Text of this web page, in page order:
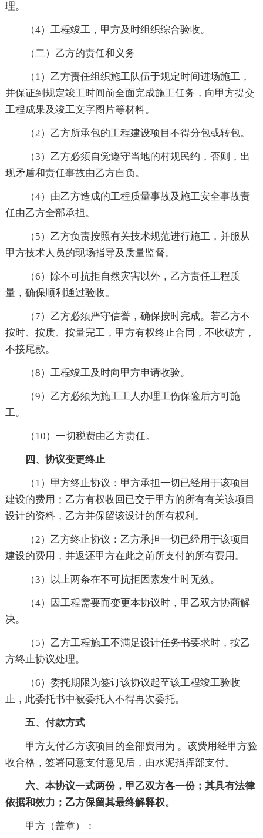
理。
（4）工程竣工，甲方及时组织综合验收。
（二）乙方的责任和义务
（1）乙方责任组织施工队伍于规定时间进场施工，
并保证到规定竣工时间前全面完成施工任务，向甲方提交
工程成果及竣工文字图片等材料。
（2）乙方所承包的工程建设项目不得分包或转包。
（3）乙方必须自觉遵守当地的村规民约，否则，出
现矛盾和责任事故由乙方自负。
（4）由乙方造成的工程质量事故及施工安全事故责
任由乙方全部承担。
（5）乙方负责按照有关技术规范进行施工，并服从
甲方技术人员的现场指导及质量监督。
（6）除不可抗拒自然灾害以外，乙方责任工程质
量，确保顺利通过验收。
（7）乙方必须严守信誉，确保按时完成。若乙方不
按时、按质、按量完工，甲方有权终止合同，不收破方，
不接尾款。
（8）工程竣工及时向甲方申请收验。
（9）乙方必须为施工工人办理工伤保险后方可施
工。
（10）一切税费由乙方责任。
四、协议变更终止
（1）甲方终止协议：甲方承担一切已经用于该项目
建设的费用；乙方有权收回已交于甲方的所有有关该项目
设计的资料，乙方并保留该设计的所有权利。
（2）乙方终止协议：乙方承担一切已经用于该项目
建设的费用，并返还甲方在此之前所支付的所有费用。
（3）以上两条在不可抗拒因素发生时无效。
（4）因工程需要而变更本协议时，甲乙双方协商解
决。
（5）乙方工程施工不满足设计任务书要求时，按乙
方终止协议处理。
（6）委托期限为签订该协议起至该工程竣工验收
止，此委托书中被委托人不得再次委托。
五、付款方式
甲方支付乙方该项目的全部费用为 。该费用经甲方验
收合格，签署同意支付意见后，由水泥指挥部支付。
六、本协议一式两份，甲乙双方各一份；其具有法律
依据和效力；乙方保留其最终解释权。
甲方（盖章）：